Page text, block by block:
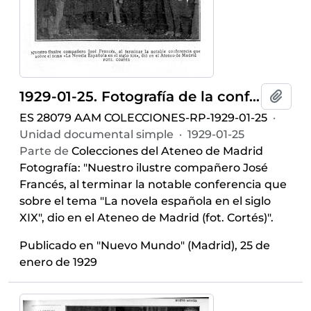
1929-01-25. Fotografía de la conferencia de José Francés. Nuevo mundo (Madrid)
ES 28079 AAM COLECCIONES-RP-1929-01-25 ·
Unidad documental simple · 1929-01-25
Parte de Colecciones del Ateneo de Madrid
Fotografía: "Nuestro ilustre compañero José
Francés, al terminar la notable conferencia que
sobre el tema "La novela española en el siglo
XIX", dio en el Ateneo de Madrid (fot. Cortés)".
Publicado en "Nuevo Mundo" (Madrid), 25 de
enero de 1929